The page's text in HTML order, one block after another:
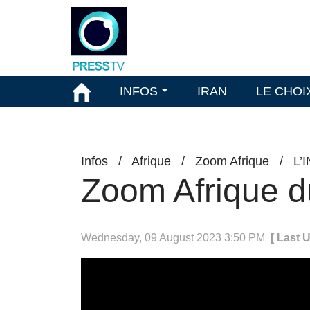
INFOS IRAN LE
Infos / Afrique / Zoom Afrique /
Zoom Afrique
Wednesday, 09 August 2023 3:50 PM [ Last